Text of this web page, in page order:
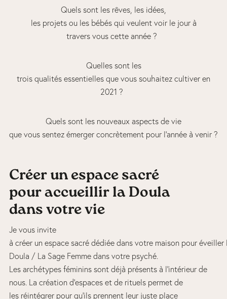
Quels sont les rêves, les idées,
les projets ou les bébés qui veulent voir le jour à
travers vous cette année ?
Quelles sont les
trois qualités essentielles que vous souhaitez cultiver en
2021 ?
Quels sont les nouveaux aspects de vie
que vous sentez émerger concrètement pour l’année à venir ?
Créer un espace sacré
pour accueillir la Doula
dans votre vie
Je vous invite
à créer un espace sacré dédiée dans votre maison pour éveiller
Doula / La Sage Femme dans votre psyché.
Les archétypes féminins sont déjà présents à l’intérieur de
nous. La création d’espaces et de rituels permet de
les réintégrer pour qu’ils prennent leur juste place